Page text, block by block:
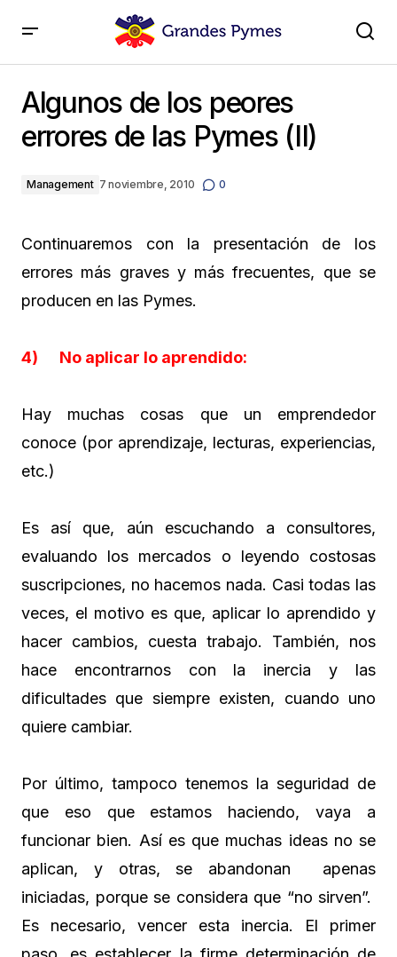
Algunos de los peores
errores de las Pymes (II)
Management 7 noviembre, 2010 0
Continuaremos con la presentación de los
errores más graves y más frecuentes, que se
producen en las Pymes.
4) No aplicar lo aprendido:
Hay muchas cosas que un emprendedor
conoce (por aprendizaje, lecturas, experiencias,
etc.)
Es así que, aún escuchando a consultores,
evaluando los mercados o leyendo costosas
suscripciones, no hacemos nada. Casi todas las
veces, el motivo es que, aplicar lo aprendido y
hacer cambios, cuesta trabajo. También, nos
hace encontrarnos con la inercia y las
dificultades que siempre existen, cuando uno
quiere cambiar.
Por último, tampoco tenemos la seguridad de
que eso que estamos haciendo, vaya a
funcionar bien. Así es que muchas ideas no se
aplican, y otras, se abandonan apenas
iniciadas, porque se considera que “no sirven”.
Es necesario, vencer esta inercia. El primer